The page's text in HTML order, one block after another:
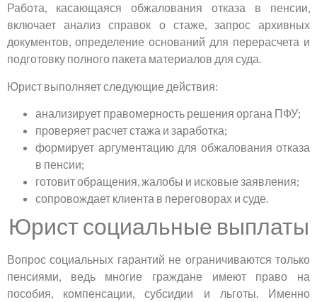
Работа, касающаяся обжалования отказа в пенсии,
включает анализ справок о стаже, запрос архивных
документов, определение оснований для перерасчета и
подготовку полного пакета материалов для суда.
Юрист выполняет следующие действия:
анализирует правомерность решения органа ПФУ;
проверяет расчет стажа и заработка;
формирует аргументацию для обжалования отказа
в пенсии;
готовит обращения, жалобы и исковые заявления;
сопровождает клиента в переговорах и суде.
Юрист социальные выплаты
Вопрос социальных гарантий не ограничиваются только
пенсиями, ведь многие граждане имеют право на
пособия, компенсации, субсидии и льготы. Именно